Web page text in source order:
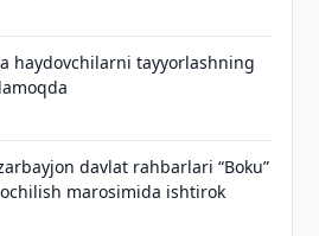
haydovchilarni tayyorlashning
davlat rahbarlari “Boku”
marosimida ishtirok